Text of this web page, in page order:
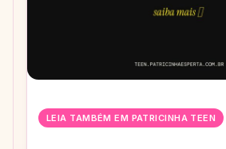
LEIA TAMBÉM EM PATRICINHA TEEN